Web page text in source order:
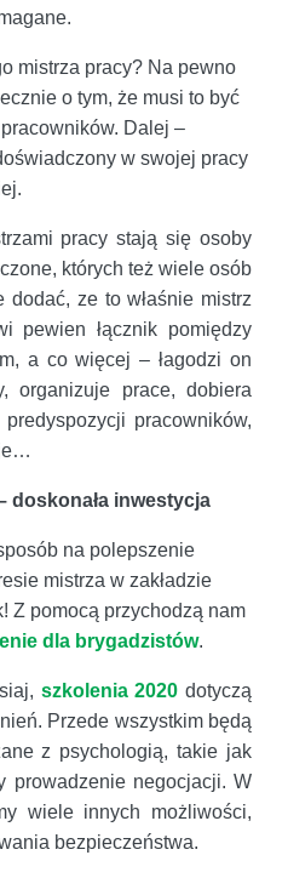
mistrza pracy? Na pewno
o tym, że musi to być
Dalej –
w swojej pracy
pracy stają się osoby
których też wiele osób
dodać, ze to właśnie mistrz
pewien łącznik pomiędzy
a co więcej – łagodzi on
organizuje prace, dobiera
pracowników,
doskonała inwestycja
na polepszenie
mistrza w zakładzie
Z pomocą przychodzą nam
dla brygadzistów.
szkolenia 2020 dotyczą
Przede wszystkim będą
z psychologią, takie jak
prowadzenie negocjacji. W
wiele innych możliwości,
bezpieczeństwa.